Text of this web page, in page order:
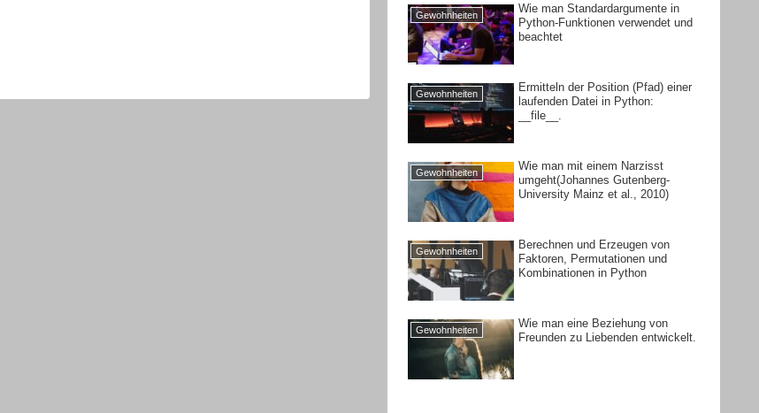
Gewohnheiten
Wie man Standardargumente in
Python-Funktionen verwendet und
beachtet
Gewohnheiten
Ermitteln der Position (Pfad) einer
laufenden Datei in Python:
__file__.
Gewohnheiten
Wie man mit einem Narzisst
umgeht(Johannes Gutenberg-
University Mainz et al., 2010)
Gewohnheiten
Berechnen und Erzeugen von
Faktoren, Permutationen und
Kombinationen in Python
Gewohnheiten
Wie man eine Beziehung von
Freunden zu Liebenden entwickelt.